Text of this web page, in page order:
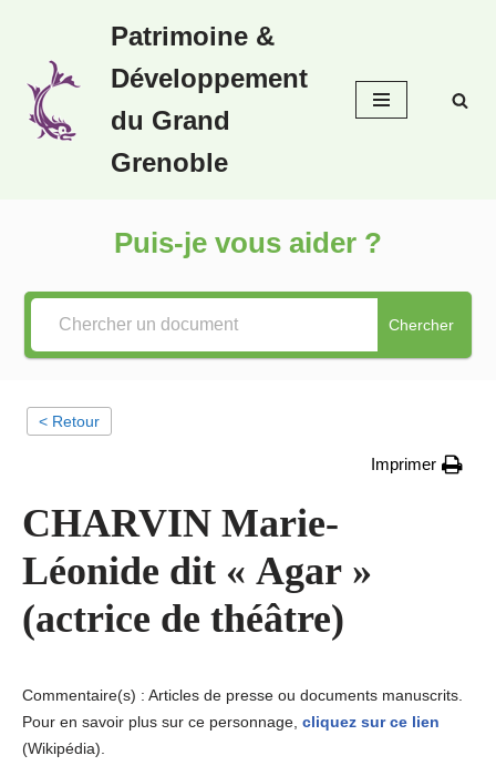
au
contenu
Patrimoine &
Développement
du Grand
Grenoble
Puis-je vous aider ?
Chercher
< Retour
Imprimer
CHARVIN Marie-
Léonide dit « Agar »
(actrice de théâtre)
Commentaire(s) : Articles de presse ou documents manuscrits.
Pour en savoir plus sur ce personnage, cliquez sur ce lien
(Wikipédia).